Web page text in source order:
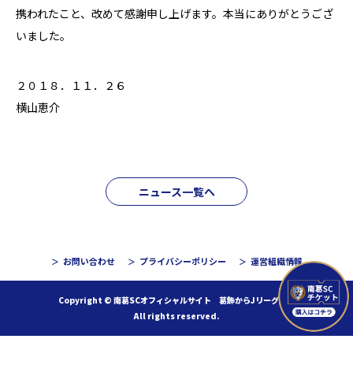
携われたこと、改めて感謝申し上げます。本当にありがとうござ
いました。
２０１８．１１．２６
横山恵介
ニュース一覧へ
お問い合わせ プライバシーポリシー 運営組織情報
Copyright © 南葛SCオフィシャルサイト 葛飾からJリーグへ！
All rights reserved.